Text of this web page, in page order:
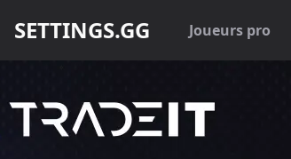
SETTINGS.GG Joueurs pro